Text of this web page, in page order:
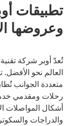
تطبيقات
وعروضها
تُعدّ أوبر شركة
العالم نحو
متعددة الجوانب
رحلات ومقدمي
أشكال المواصلات
والدراجات